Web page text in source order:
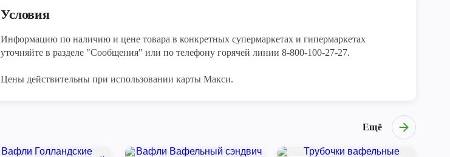
Условия
Информацию по наличию и цене товара в конкретных супермаркетах и гипермаркетах
уточняйте в разделе "Сообщения" или по телефону горячей линии 8-800-100-27-27.
Цены действительны при использовании карты Макси.
Ещё